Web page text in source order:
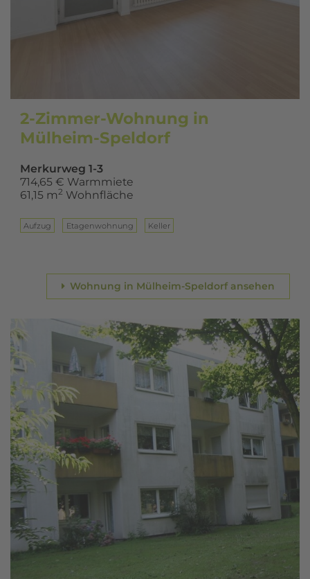
2-Zimmer-Wohnung in
Mülheim-Speldorf
Merkurweg 1-3
714,65 € Warmmiete
61,15 m2 Wohnfläche
Aufzug Eta­gen­woh­nung Keller
Wohnung in Mülheim-Speldorf ansehen